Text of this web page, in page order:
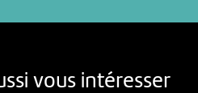
vous intéresser